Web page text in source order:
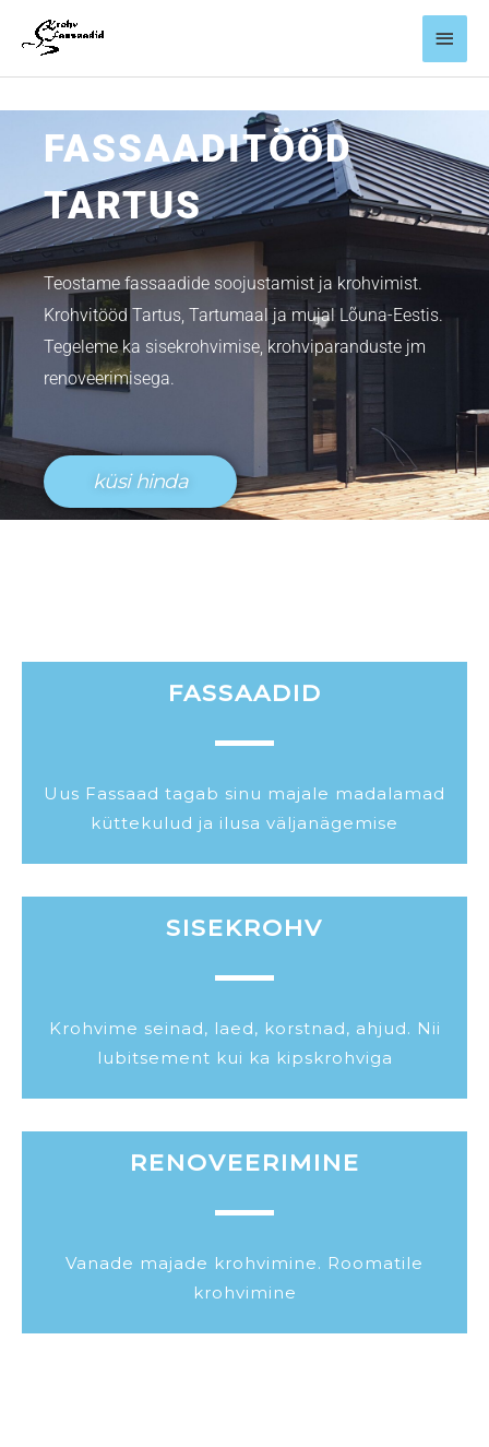
Main
FASSAADITÖÖD
TARTUS
Teostame fassaadide soojustamist ja krohvimist.
Krohvitööd Tartus, Tartumaal ja mujal Lõuna-Eestis.
Tegeleme ka sisekrohvimise, krohviparanduste jm
renoveerimisega.
küsi hinda
FASSAADID
Uus Fassaad tagab sinu majale madalamad
küttekulud ja ilusa väljanägemise
SISEKROHV
Krohvime seinad, laed, korstnad, ahjud. Nii
lubitsement kui ka kipskrohviga
RENOVEERIMINE
Vanade majade krohvimine. Roomatile
krohvimine